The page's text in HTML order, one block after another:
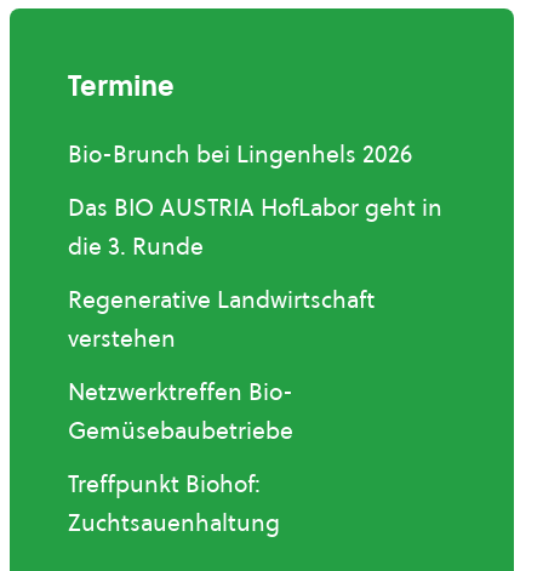
Termine
Bio-Brunch bei Lingenhels 2026
Das BIO AUSTRIA HofLabor geht in
die 3. Runde
Regenerative Landwirtschaft
verstehen
Netzwerktreffen Bio-
Gemüsebaubetriebe
Treffpunkt Biohof:
Zuchtsauenhaltung